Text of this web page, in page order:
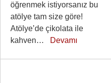
öğrenmek istiyorsanız bu
atölye tam size göre!
Atölye’de çikolata ile
kahven… Devamı